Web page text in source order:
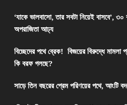
‘যাকে ভালবাসো, তার সবটা নিয়েই বাসবে’,
অপরাজিতা আঢ্য
বিচ্ছেদের পথে ব্রেক! বিজয়ের বিরুদ্ধে মামলা
কি বরফ গলছে?
সাড়ে তিন বছরের প্রেম পরিণয়ের পথে, আংটি